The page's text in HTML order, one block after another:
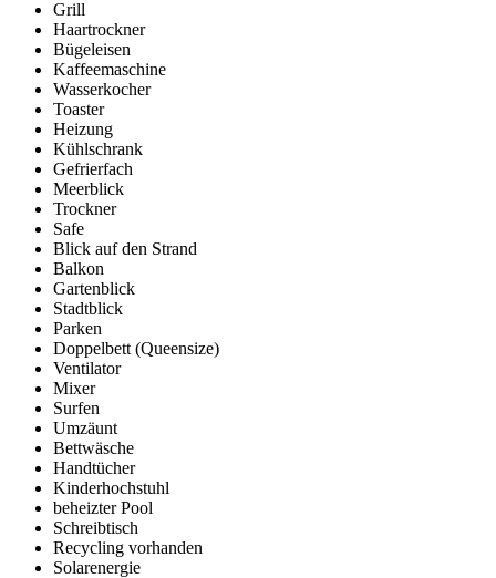
Grill
Haartrockner
Bügeleisen
Kaffeemaschine
Wasserkocher
Toaster
Heizung
Kühlschrank
Gefrierfach
Meerblick
Trockner
Safe
Blick auf den Strand
Balkon
Gartenblick
Stadtblick
Parken
Doppelbett (Queensize)
Ventilator
Mixer
Surfen
Umzäunt
Bettwäsche
Handtücher
Kinderhochstuhl
beheizter Pool
Schreibtisch
Recycling vorhanden
Solarenergie